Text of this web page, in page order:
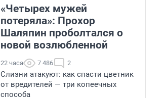
«Четырех мужей
потеряла»: Прохор
Шаляпин проболтался о
новой возлюбленной
22 часа 7 486 2
Слизни атакуют: как спасти цветник
от вредителей — три копеечных
способа